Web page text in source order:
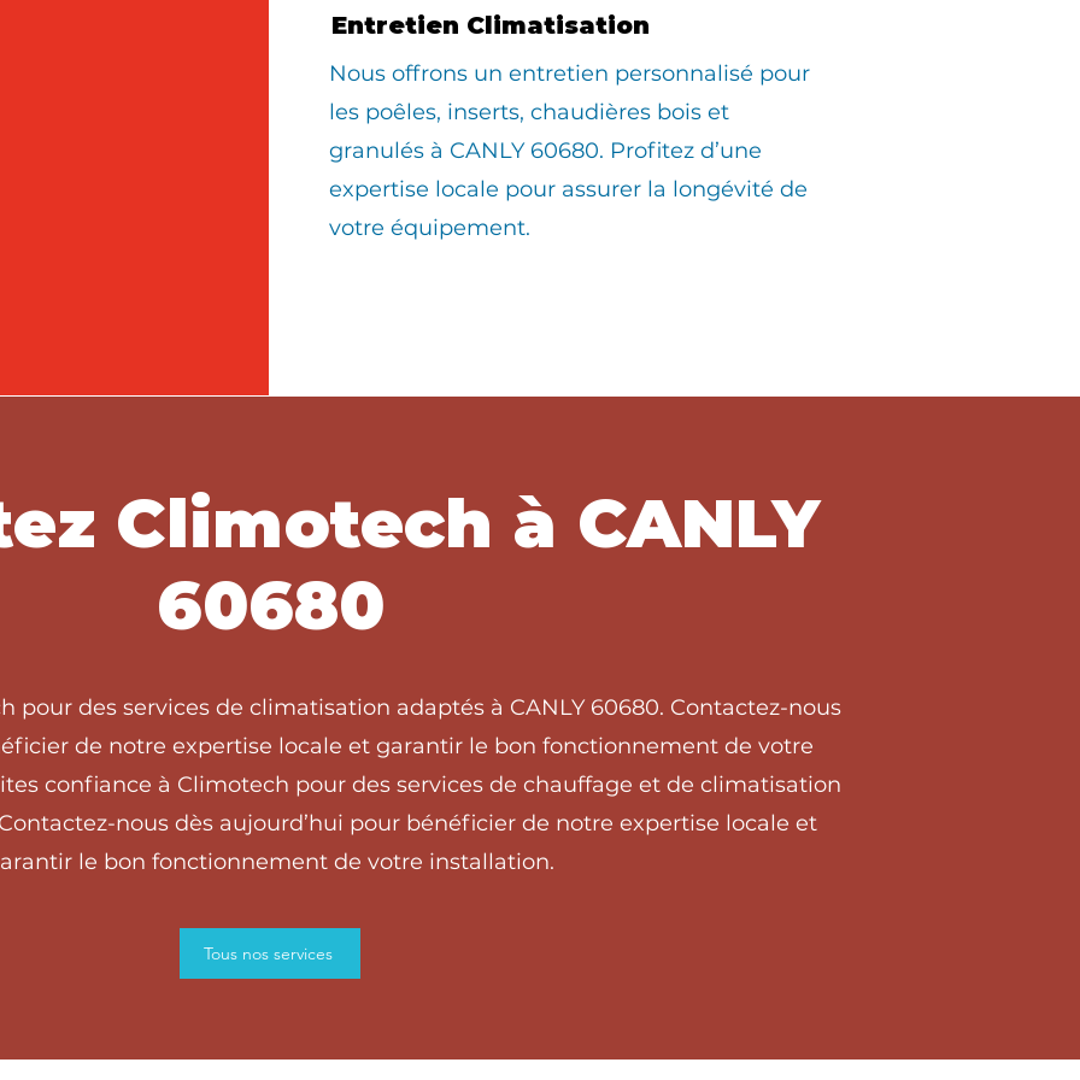
Entretien Climatisation
Nous offrons un entretien personnalisé pour
les poêles, inserts, chaudières bois et
granulés à CANLY 60680. Profitez d’une
expertise locale pour assurer la longévité de
votre équipement.
Climotech à CANLY
60680
pour des services de climatisation adaptés à CANLY 60680. Contactez-nous
de notre expertise locale et garantir le bon fonctionnement de votre
confiance à Climotech pour des services de chauffage et de climatisation
nous dès aujourd’hui pour bénéficier de notre expertise locale et
le bon fonctionnement de votre installation.
Tous nos services